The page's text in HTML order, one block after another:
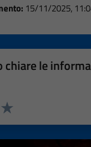
15/11/2025,
chiare le
Valuta 5 stelle su 5
4 stelle su 5
stelle su 5
su 5
5